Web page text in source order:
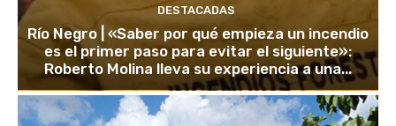
DESTACADAS
Río Negro | «Saber por qué empieza un incendio
es el primer paso para evitar el siguiente»:
Roberto Molina lleva su experiencia a una...